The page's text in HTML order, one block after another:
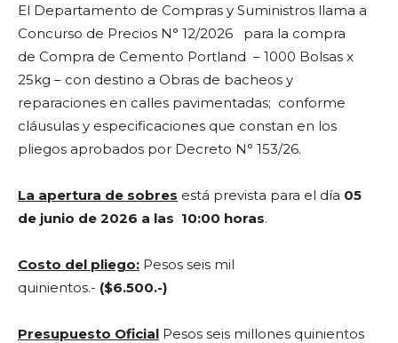
El Departamento de Compras y Suministros llama a
Concurso de Precios N° 12/2026 para la compra
de Compra de Cemento Portland – 1000 Bolsas x
25kg – con destino a Obras de bacheos y
reparaciones en calles pavimentadas; conforme
cláusulas y especificaciones que constan en los
pliegos aprobados por Decreto N° 153/26.
La apertura de sobres está prevista para el día 05
de junio de 2026 a las 10:00 horas.
Costo del pliego: Pesos seis mil
quinientos.- ($6.500.-)
Presupuesto Oficial Pesos seis millones quinientos